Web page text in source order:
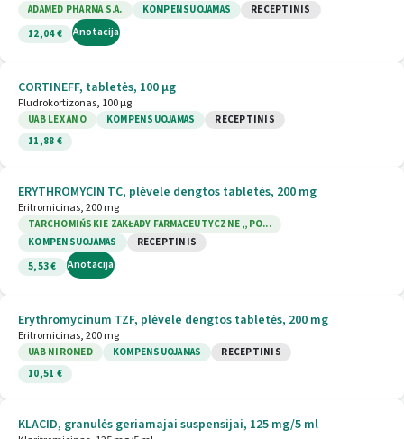
ADAMED PHARMA S.A. KOMPENSUOJAMAS
RECEPTINIS
12,04 €
Anotacija
CORTINEFF, tabletės, 100 µg
Fludrokortizonas, 100 µg
UAB LEX ANO KOMPENSUOJAMAS
RECEPTINIS
11,88 €
ERYTHROMYCIN TC, plėvele dengtos tabletės, 200 mg
Eritromicinas, 200 mg
TARCHOMIŃSKIE ZAKŁADY FARMACEUTYCZNE „PO...
KOMPENSUOJAMAS
RECEPTINIS
5,53 €
Anotacija
Erythromycinum TZF, plėvele dengtos tabletės, 200 mg
Eritromicinas, 200 mg
UAB NIROMED KOMPENSUOJAMAS
RECEPTINIS
10,51 €
KLACID, granulės geriamajai suspensijai, 125 mg/5 ml